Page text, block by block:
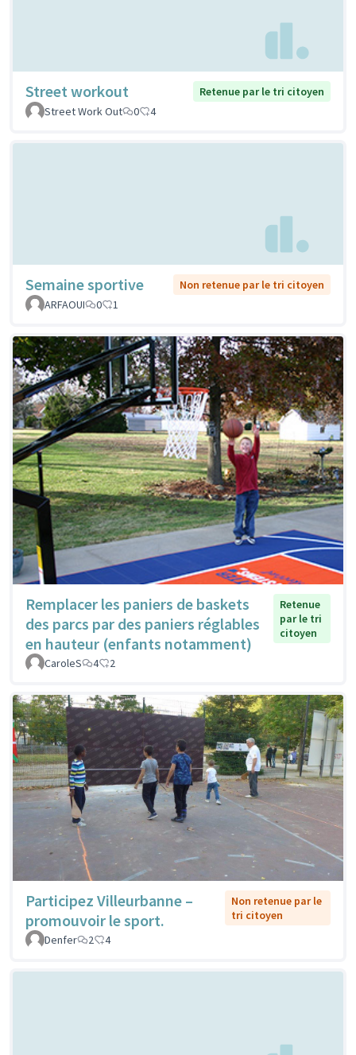
Street workout
Retenue par le tri citoyen
Street Work Out
0 4
Semaine sportive
Non retenue par le tri citoyen
ARFAOUI
0 1
Remplacer les paniers de baskets
des parcs par des paniers réglables
en hauteur (enfants notamment)
Retenue
par le tri
citoyen
CaroleS 4 2
Participez Villeurbanne –
promouvoir le sport.
Non retenue par le
tri citoyen
Denfer
2 4